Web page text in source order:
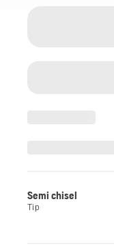
Semi chisel
Tip